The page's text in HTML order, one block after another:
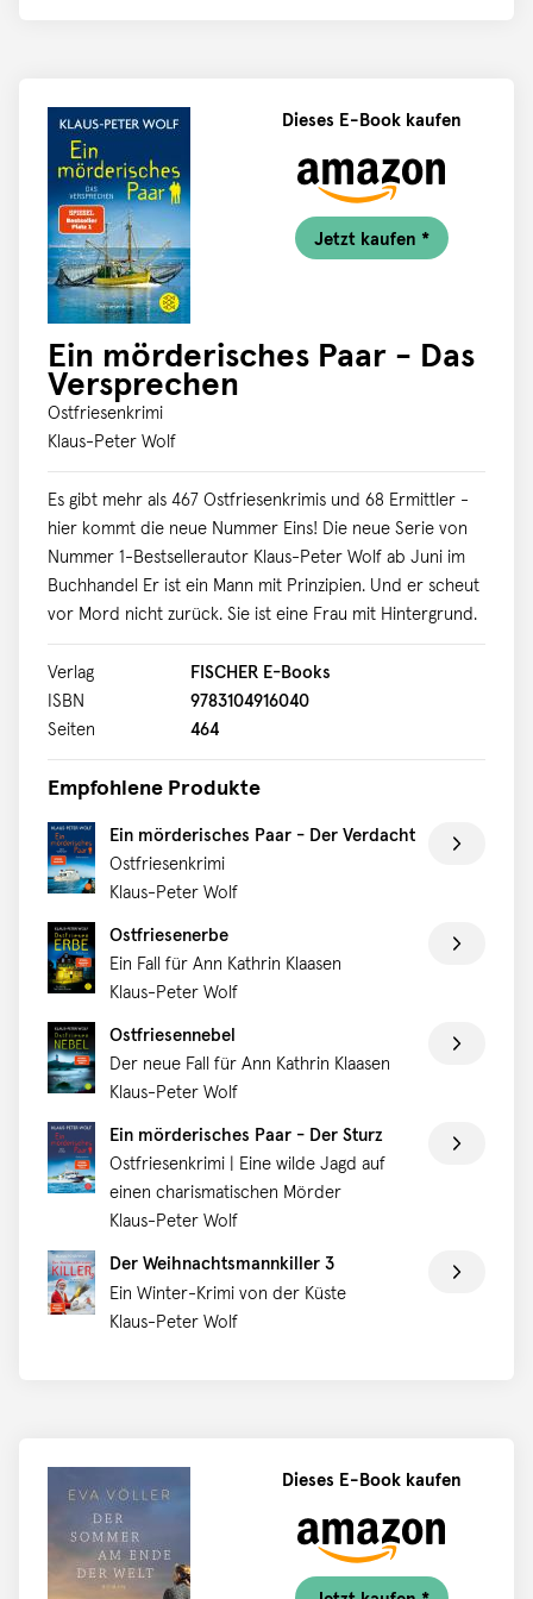
Dieses E-Book kaufen
Jetzt kaufen *
Ein mörderisches Paar - Das
Versprechen
Ostfriesenkrimi
Klaus-Peter Wolf
Es gibt mehr als 467 Ostfriesenkrimis und 68 Ermittler -
hier kommt die neue Nummer Eins! Die neue Serie von
Nummer 1-Bestsellerautor Klaus-Peter Wolf ab Juni im
Buchhandel Er ist ein Mann mit Prinzipien. Und er scheut
vor Mord nicht zurück. Sie ist eine Frau mit Hintergrund.
Und äußerst schlagfertig. Gemeinsam spielen sie nicht
nur Golf! Ein dreizehnjähriger Schüler ist tot. Gestorben
an einer Überdosis Heroin. Der, der dafür verantwortlich
ist, wurde gerade freigesprochen. Aus Mangel an
Beweisen. Und weil sich viele Zeugen nicht mehr erinnern
konnten. Weil die Polizei Fehler beging. Also konnte der,
Gerichtsgebäude als freier Mann verlassen. Das lasse ich
ihm nicht durchgehen, denkt sich Dr. Bernhard
Sommerfeldt. Ich werde ihm wohl einen Besuch
abstatten müssen. Und seine zukünftige Frau ahnt, dass
es mit dem beschaulichen Leben in Ostfriesland so
schnell nichts werden wird. Das neue Dream-Team in der
sich ein großes Versprechen gegeben!
Verlag
FISCHER E-Books
ISBN
9783104916040
Seiten
464
Empfohlene Produkte
Ein mörderisches Paar - Der Verdacht
Ostfriesenkrimi
Klaus-Peter Wolf
Ostfriesenerbe
Ein Fall für Ann Kathrin Klaasen
Klaus-Peter Wolf
Ostfriesennebel
Der neue Fall für Ann Kathrin Klaasen
Klaus-Peter Wolf
Ein mörderisches Paar - Der Sturz
Ostfriesenkrimi | Eine wilde Jagd auf
einen charismatischen Mörder
Klaus-Peter Wolf
Der Weihnachtsmannkiller 3
Ein Winter-Krimi von der Küste
Klaus-Peter Wolf
Dieses E-Book kaufen